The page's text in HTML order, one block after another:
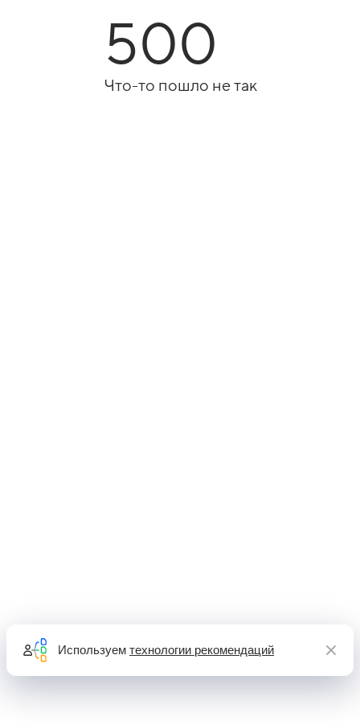
500
Что-то пошло не так
Используем технологии рекомендаций